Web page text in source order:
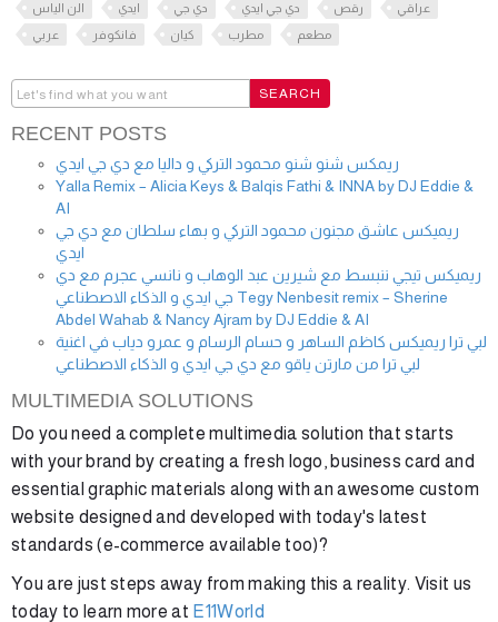
الن الياس
ايدي دي جي دي جي ايدي رقص
عراقي
عربي
فانكوفر كيان مطرب مطعم
RECENT POSTS
ريمكس شنو شنو محمود التركي و داليا مع دي جي ايدي
Yalla Remix – Alicia Keys & Balqis Fathi & INNA by DJ Eddie &
AI
ريميكس عاشق مجنون محمود التركي و بهاء سلطان مع دي جي
ايدي
ريميكس تيجي ننبسط مع شيرين عبد الوهاب و نانسي عجرم مع دي
جي ايدي و الذكاء الاصطناعي Tegy Nenbesit remix – Sherine
Abdel Wahab & Nancy Ajram by DJ Eddie & AI
لبي ترا ريميكس كاظم الساهر و حسام الرسام و عمرو دياب في اغنية
لبي ترا من مارتن ياقو مع دي جي ايدي و الذكاء الاصطناعي
MULTIMEDIA SOLUTIONS
Do you need a complete multimedia solution that starts
with your brand by creating a fresh logo, business card and
essential graphic materials along with an awesome custom
website designed and developed with today's latest
standards (e-commerce available too)?
You are just steps away from making this a reality. Visit us
today to learn more at E11World